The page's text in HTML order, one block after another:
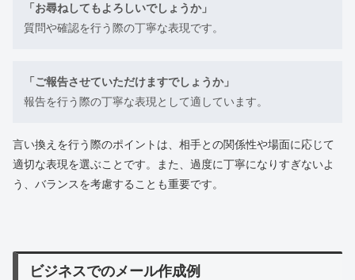
「お尋ねしてもよろしいでしょうか」
質問や確認を行う際の丁寧な表現です。
「ご報告させていただけますでしょうか」
報告を行う際の丁寧な表現として適しています。
言い換えを行う際のポイントは、相手との関係性や場面に応じて
適切な表現を選ぶことです。また、過度に丁寧になりすぎないよ
う、バランスを考慮することも重要です。
ビジネスでのメール作成例